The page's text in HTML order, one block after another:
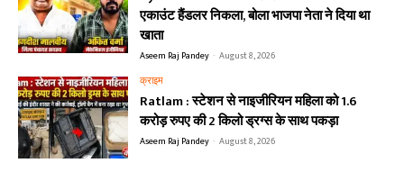
एकाउंट हैंडलर निकला, बोला भाजपा नेता ने दिया था
खाता
Aseem Raj Pandey - August 8, 2026
क्राइम
Ratlam : स्टेशन से नाइजीरियन महिला को 1.6
करोड़ रुपए की 2 किलो ड्रग्स के साथ पकड़ा
Aseem Raj Pandey - August 8, 2026